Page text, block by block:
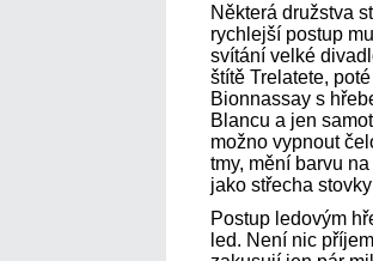
Některá družstva
rychlejší postup
svítání velké
štítě Trelatete,
Bionnassay s
Blancu a jen
možno vypnout
tmy, mění barvu
jako střecha
Postup ledovým
led. Není nic